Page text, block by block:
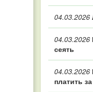
04.03.2026
04.03.2026
сеять
04.03.2026
платить